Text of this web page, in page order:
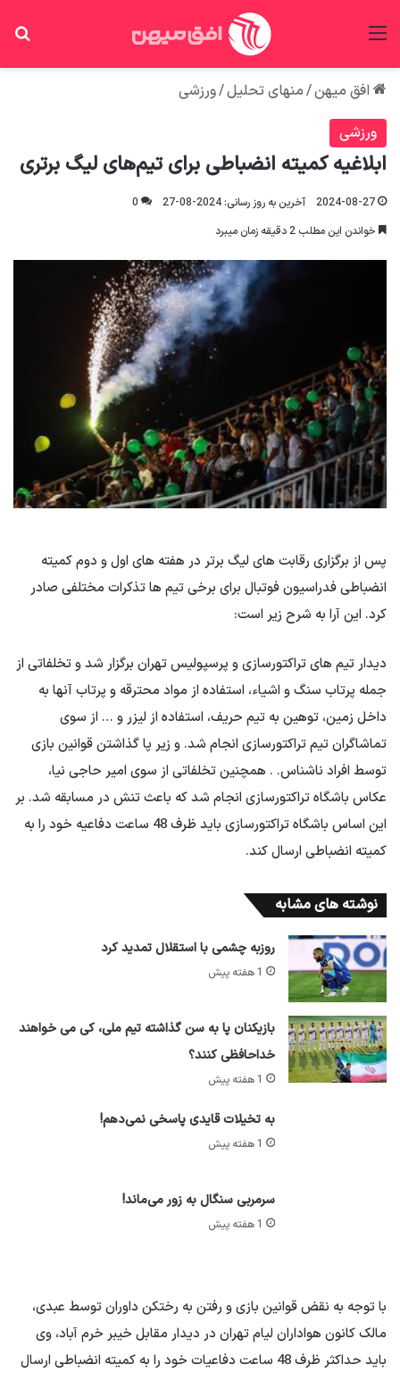
افق میهن/منهای تحلیل/ورزشی
ورزشی
ابلاغیه کمیته انضباطی برای تیم‌های لیگ برتری
2024-08-27 آخرین به روز رسانی: 2024-08-27
0
خواندن این مطلب 2 دقیقه زمان میبرد
پس از برگزاری رقابت های لیگ برتر در هفته های اول و دوم کمیته
انضباطی فدراسیون فوتبال برای برخی تیم ها تذکرات مختلفی صادر
کرد. این آرا به شرح زیر است:
دیدار تیم های تراکتورسازی و پرسپولیس تهران برگزار شد و تخلفاتی از
جمله پرتاب سنگ و اشیاء، استفاده از مواد محترقه و پرتاب آنها به
داخل زمین، توهین به تیم حریف، استفاده از لیزر و … از سوی
تماشاگران تیم تراکتورسازی انجام شد. و زیر پا گذاشتن قوانین بازی
توسط افراد ناشناس. . همچنین تخلفاتی از سوی امیر حاجی نیا،
عکاس باشگاه تراکتورسازی انجام شد که باعث تنش در مسابقه شد. بر
این اساس باشگاه تراکتورسازی باید ظرف 48 ساعت دفاعیه خود را به
کمیته انضباطی ارسال کند.
نوشته های مشابه
روزبه چشمی با استقلال تمدید کرد
1 هفته پیش
بازیکنان پا به سن گذاشته تیم ملی، کی می خواهند
خداحافظی کنند؟
1 هفته پیش
به تخیلات قایدی پاسخی نمی‌دهم!
1 هفته پیش
سرمربی سنگال به زور می‌ماند!
1 هفته پیش
با توجه به نقض قوانین بازی و رفتن به رختکن داوران توسط عبدی،
مالک کانون هواداران لیام تهران در دیدار مقابل خیبر خرم آباد، وی
باید حداکثر ظرف 48 ساعت دفاعیات خود را به کمیته انضباطی ارسال